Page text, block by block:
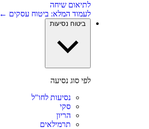
לתיאום שיחה
לעמוד המלא: ביטוח עסקים ←
ביטוח נסיעות
לפי סוג נסיעה
נסיעות לחו"ל
סקי
הריון
תרמילאים